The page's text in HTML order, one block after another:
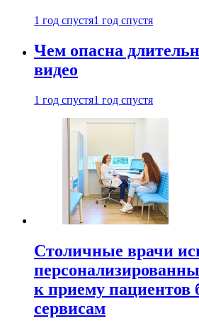
1 год спустя1 год спустя
Чем опасна
видео
1 год спустя1 год спустя
Столичные врачи
к приему пациентов
сервисам